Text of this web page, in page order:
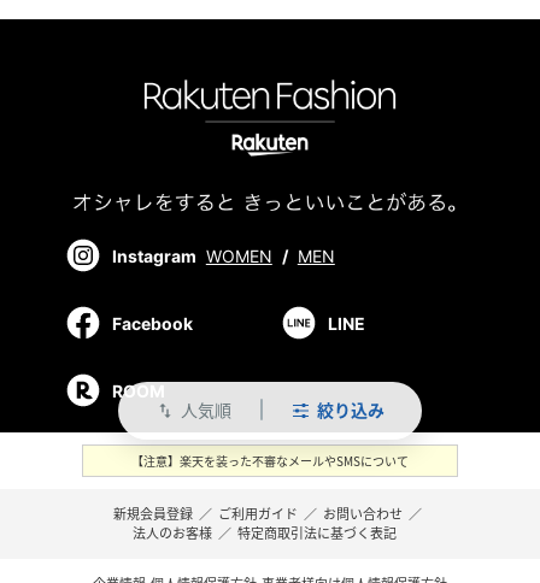
swap_vert 人気順 絞り込み
Instagram WOMEN / MEN
Facebook LINE
ROOM
【注意】楽天を装った不審なメールやSMSについて
新規会員登録 ／ ご利用ガイド ／ お問い合わせ ／
法人のお客様 ／ 特定商取引法に基づく表記